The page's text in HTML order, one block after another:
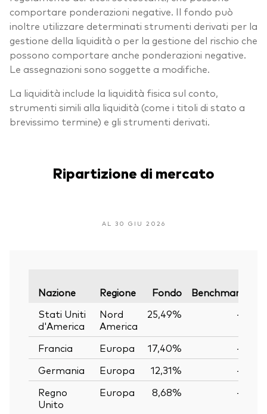
comportare ponderazioni negative. Il fondo può
inoltre utilizzare determinati strumenti derivati per la
gestione della liquidità o per la gestione del rischio che
possono comportare anche ponderazioni negative.
Le assegnazioni sono soggette a modifiche.
La liquidità include la liquidità fisica sul conto,
strumenti simili alla liquidità (come i titoli di stato a
brevissimo termine) e gli strumenti derivati.
Ripartizione di mercato
AL 30 GIU 2026
Nazione Regione Fondo Benchmark
Stati Uniti
d'America
Nord
America
25,49% —
Francia Europa 17,40%
—
Germania
Europa 12,31%
—
Regno
Unito
Europa 8,68% —